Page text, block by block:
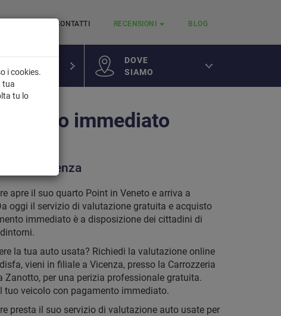
CONTATTI RECENSIONI BLOG
DOVE
SIAMO
immediato
a Vicenza
apre il suo quarto Point in Veneto e arriva a
oggi il servizio di valutazione gratuita e acquisto
immediato è a disposizione dei cittadini di
la tua auto usata? Richiedi la valutazione online
vieni in filiale a Vicenza, presso la Carrozzeria
Zanotto, per una perizia professionale gratuita.
tuo veicolo con pagamento immediato.
presta il suo servizio di valutazione auto usate per
i cookies.
tua
tu lo